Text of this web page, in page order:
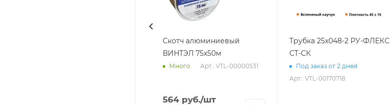
Скотч алюминиевый
ВИНТЭЛ 75х50м
Много Арт.: VTL-00000531
564 руб./шт
Трубка 25х048-2 РУ-ФЛЕКС
СТ-СК
Под заказ от 2 дней
Арт.: VTL-00170718